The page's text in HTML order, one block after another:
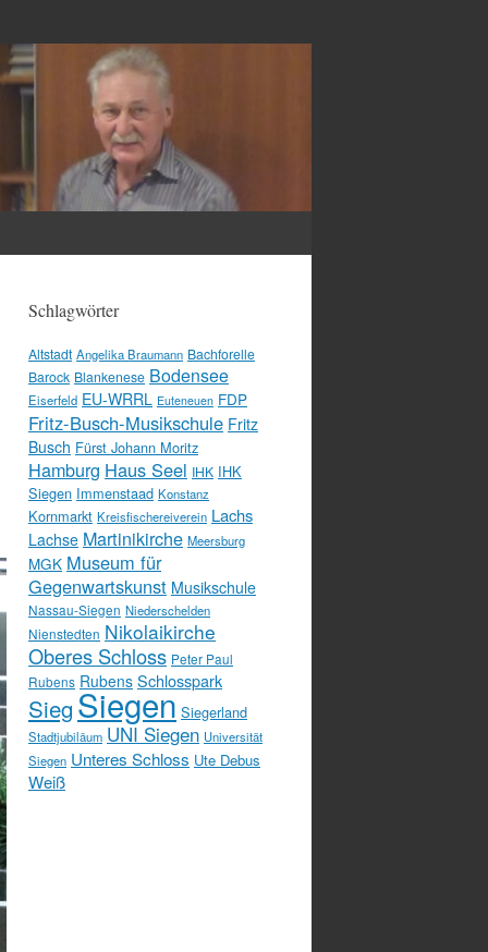
Schlagwörter
Altstadt Angelika Braumann Bachforelle
Barock Blankenese Bodensee
Eiserfeld EU-WRRL Euteneuen FDP
Fritz-Busch-Musikschule Fritz
Busch Fürst Johann Moritz
Hamburg Haus Seel IHK IHK
Siegen Immenstaad Konstanz
Kornmarkt Kreisfischereiverein Lachs
Lachse Martinikirche Meersburg
MGK Museum für
Gegenwartskunst Musikschule
Nassau-Siegen Niederschelden
Nienstedten Nikolaikirche
Oberes Schloss Peter Paul
Rubens Rubens Schlosspark
Sieg Siegen Siegerland
Stadtjubiläum UNI Siegen Universität
Siegen Unteres Schloss Ute Debus
Weiß